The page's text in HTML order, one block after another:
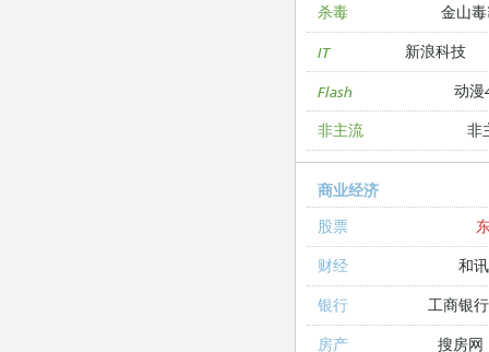
杀毒 金山
IT 新浪科技
Flash 动漫
非主流 非
商业经济
股票
财经 和
银行 工商银行
房产 搜房网